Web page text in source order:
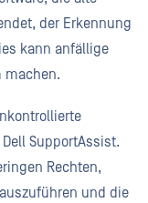
der Erkennung
kann anfällige
machen.
SupportAssist.
Rechten,
und die